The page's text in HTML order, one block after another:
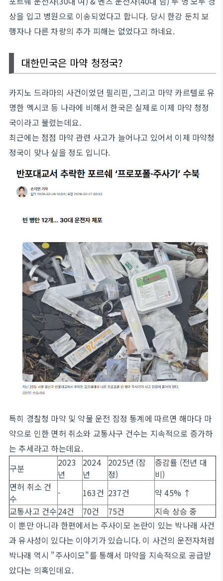
상을 입고 병원으로 이송되었다고 합니다. 당시 한강 둔치 보
행자나 다른 차량의 추가 피해는 없었다고 하네요.
대한민국은 마약 청정국?
카지노 드라마의 사건이었던 필리핀, 그리고 마약 카르텔로 유
명한 멕시코 등 나라에 비해서 한국은 실제로 이제 마약 청정
국이라고 불렸는데요.
최근에는 점점 마약 관련 사고가 늘어나고 있어서 이제 마약청
정국이 맞나 싶을 정도 입니다.
특히 경찰청 마약 및 약물 운전 잠정 통계에 따르면 해마다 마
약으로 인한 면허 취소와 교통사구 건수는 지속적으로 증가하
는 추세라고 하는데요.
구분
2023
년
2024
년
2025년 (잠
정)
증감률 (전년 대
비)
면허 취소 건
수
- 163건 237건
약 45% ↑
교통사고 건수24건 70건 75건
지속 상승 중
이 뿐만 아니라 한편에서는 주사이모 논란이 있는 박나래 사건
과 유사성이 있다는 이야기가 있습니다. 이 사건의 운전자처럼
박나래 역시 "주사이모"를 통해서 마약을 지속적으로 공급받
았다는 의혹인데요.